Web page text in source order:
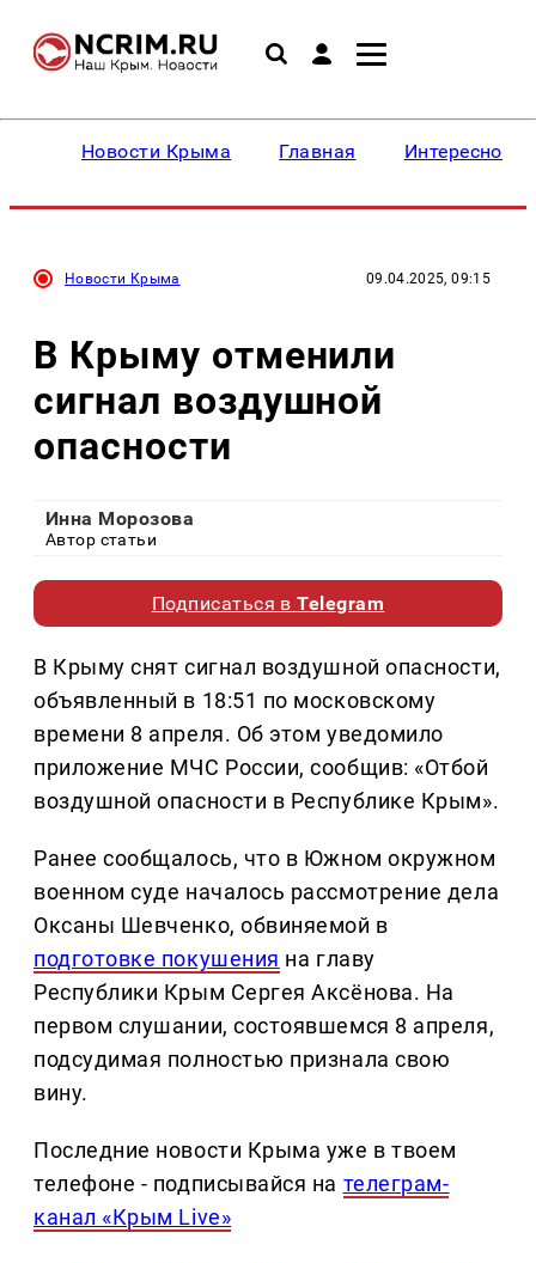
Новости Крыма Главная Интересное
Новости Крыма 09.04.2025, 09:15
В Крыму отменили
сигнал воздушной
опасности
Инна Морозова
Автор статьи
Подписаться вTelegram
В Крыму снят сигнал воздушной опасности,
объявленный в 18:51 по московскому
времени 8 апреля. Об этом уведомило
приложение МЧС России, сообщив: «Отбой
воздушной опасности в Республике Крым».
Ранее сообщалось, что в Южном окружном
военном суде началось рассмотрение дела
Оксаны Шевченко, обвиняемой в
подготовке покушения на главу
Республики Крым Сергея Аксёнова. На
первом слушании, состоявшемся 8 апреля,
подсудимая полностью признала свою
вину.
Последние новости Крыма уже в твоем
телефоне - подписывайся на телеграм-
канал «Крым Live»